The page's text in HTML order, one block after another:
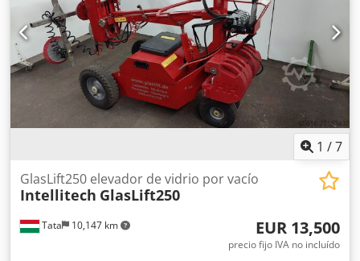
1 /7
Tata 10,147 km
GlasLift250 elevador de vidrio por vacío
Intellitech GlasLift250
EUR 13,500
precio fijo IVA no incluído